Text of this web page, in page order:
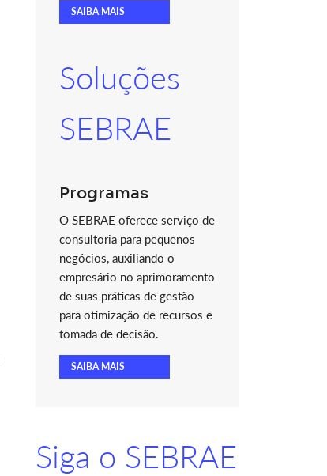
SAIBA MAIS
Soluções
SEBRAE
Programas
O SEBRAE oferece serviço de
consultoria para pequenos
negócios, auxiliando o
empresário no aprimoramento
de suas práticas de gestão
para otimização de recursos e
tomada de decisão.
SAIBA MAIS
Siga o SEBRAE